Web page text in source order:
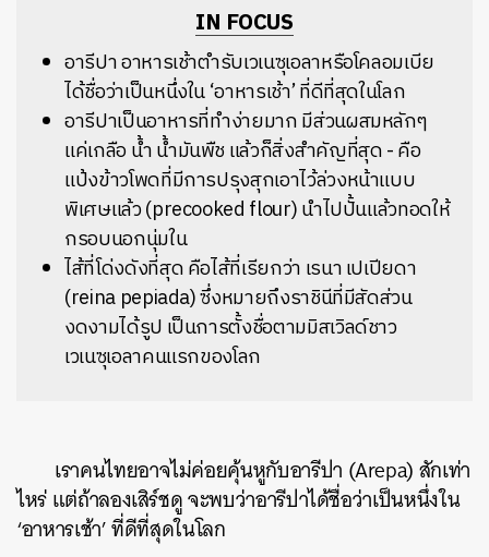
IN FOCUS
อารีปา อาหารเช้าตำรับเวเนซุเอลาหรือโคลอมเบีย
ได้ชื่อว่าเป็นหนึ่งใน ‘อาหารเช้า’ ที่ดีที่สุดในโลก
อารีปาเป็นอาหารที่ทำง่ายมาก มีส่วนผสมหลักๆ
แค่เกลือ น้ำ น้ำมันพืช แล้วก็สิ่งสำคัญที่สุด - คือ
แป้งข้าวโพดที่มีการปรุงสุกเอาไว้ล่วงหน้าแบบ
พิเศษแล้ว (precooked flour) นำไปปั้นแล้วทอดให้
กรอบนอกนุ่มใน
ไส้ที่โด่งดังที่สุด คือไส้ที่เรียกว่า เรนา เปเปียดา
(reina pepiada) ซึ่งหมายถึงราชินีที่มีสัดส่วน
งดงามได้รูป เป็นการตั้งชื่อตามมิสเวิลด์ชาว
เวเนซุเอลาคนแรกของโลก
เราคนไทยอาจไม่ค่อยคุ้นหูกับอารีปา (Arepa) สักเท่า
ไหร่ แต่ถ้าลองเสิร์ชดู จะพบว่าอารีปาได้ชื่อว่าเป็นหนึ่งใน
‘อาหารเช้า’ ที่ดีที่สุดในโลก